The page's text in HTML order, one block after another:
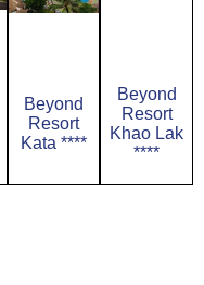
Beyond
Resort
Kata ****
Beyond
Resort
Khao Lak
****